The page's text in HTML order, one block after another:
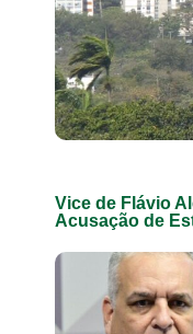
Vice de Flávio
Acusação de